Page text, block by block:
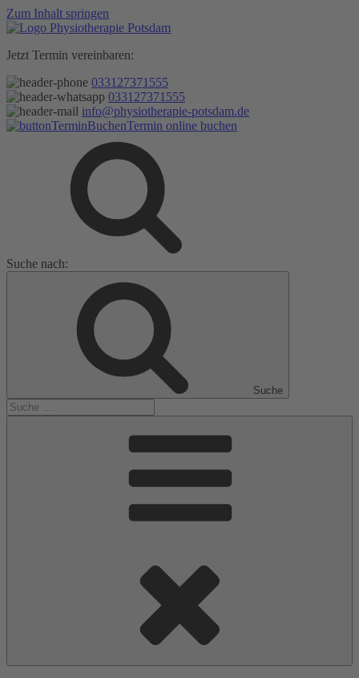
Zum Inhalt springen
Jetzt Termin vereinbaren:
033127371555
033127371555
info@physiotherapie-potsdam.de
Termin online buchen
Suche nach:
Suche